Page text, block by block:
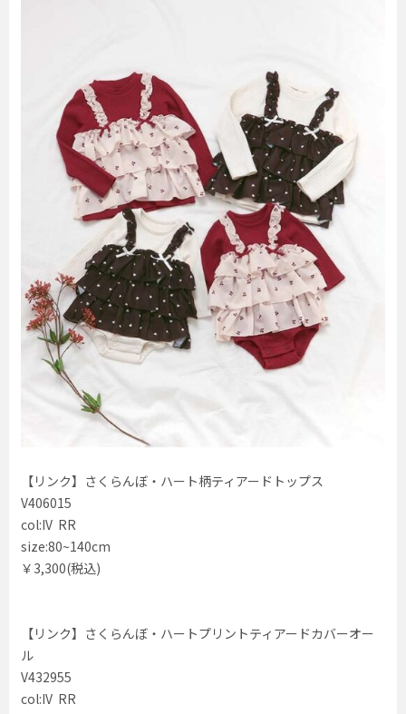
【リンク】さくらんぼ・ハート柄ティアードトップス
V406015
col:IV RR
size:80~140cm
￥3,300(税込)
【リンク】さくらんぼ・ハートプリントティアードカバーオー
ル
V432955
col:IV RR